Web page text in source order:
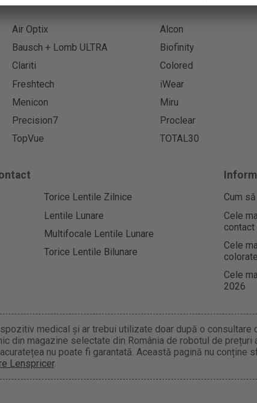
Air Optix Alcon
Bausch + Lomb ULTRA Biofinity
Clariti Colored
Freshtech iWear
Menicon Miru
Precision7 Proclear
TopVue TOTAL30
Torice Lentile Zilnice
Lentile Lunare
Multifocale Lentile Lunare
Torice Lentile Bilunare
Cum
Cele
contact
Cele
Cele
2026
medical și ar trebui utilizate doar după o consultare
din magazine selectate din România de robotul de prețuri
nu poate fi garantată. Această pagină nu conține
Lenspricer.